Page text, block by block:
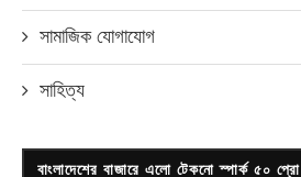
সামাজিক যোগাযোগ
সাহিত্য
বাংলাদেশের বাজারে এলো টেকনো স্পার্ক ৫০ প্রো